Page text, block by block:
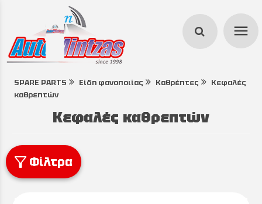
menu
search
SPARE PARTS Είδη φανοποιίας Καθρέπτες
Κεφαλές
καθρεπτών
Κεφαλές καθρεπτών
Φίλτρα